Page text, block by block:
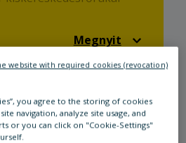
Megnyit
you agree to the storing of cookies
navigation, analyze site usage, and
or you can click on "Cookie-Settings"
website with required cookies (revocation)